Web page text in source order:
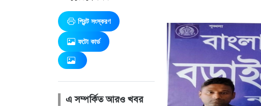
প্রিন্ট সংস্করণ
ফটো কার্ড
এ সম্পর্কিত আরও খবর